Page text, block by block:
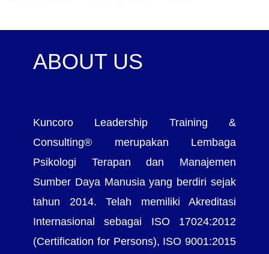
ABOUT US
Kuncoro Leadership Training &
Consulting® merupakan Lembaga
Psikologi Terapan dan Manajemen
Sumber Daya Manusia yang berdiri sejak
tahun 2014. Telah memiliki Akreditasi
Internasional sebagai ISO 17024:2012
(Certification for Persons), ISO 9001:2015